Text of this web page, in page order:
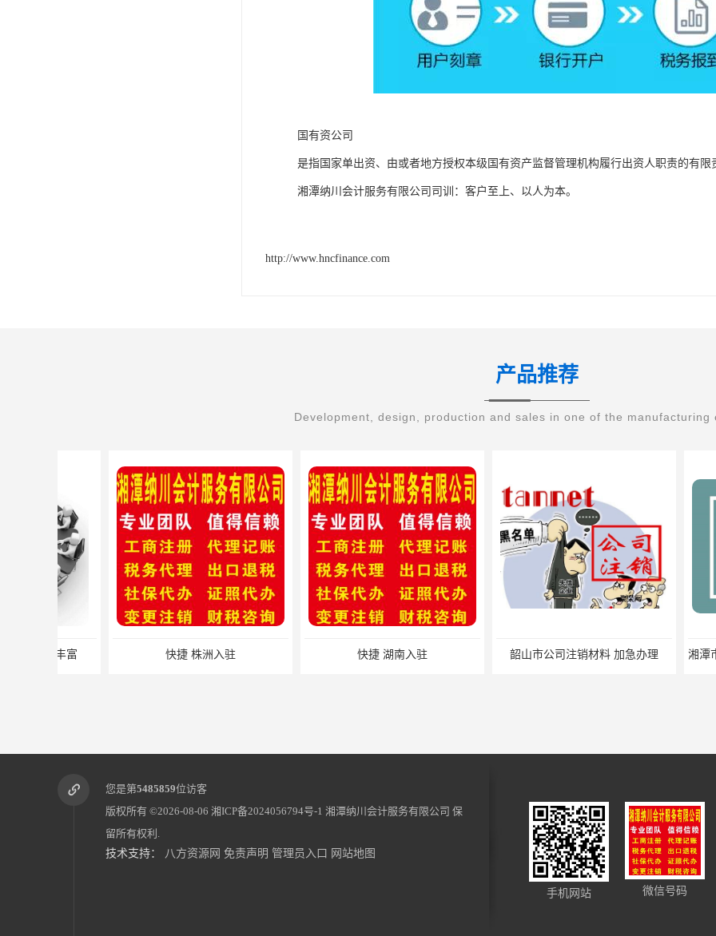
国有资公司
是指国家单出资、由或者地方授权本级国有资产监督管理机构履行出资人职责的有限
湘潭纳川会计服务有限公司司训：客户至上、以人为本。
http://www.hncfinance.com
产品推荐
Development, design, production and sales in one of the manufacturing
快捷 株洲入驻 快捷 湖南入驻 韶山市公司注销材料 加急办理
您是第5485859位访客
版权所有 ©2026-08-06 湘ICP备2024056794号-1 湘潭纳川会计服务有限公司 保
留所有权利.
技术支持： 八方资源网 免责声明 管理员入口 网站地图
手机网站 微信号码